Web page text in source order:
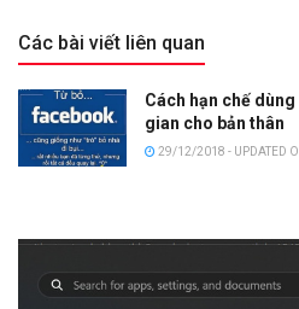
Các bài viết liên quan
Cách hạn chế
gian cho bản thân
29/12/2018 - UPDATED